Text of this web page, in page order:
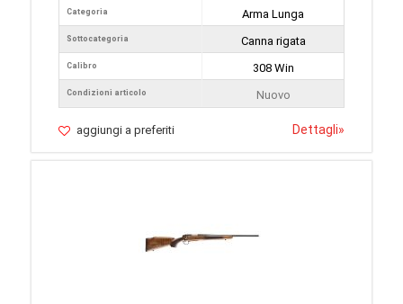
Categoria
Sottocategoria
Calibro
Condizioni articolo
Arma Lunga
Canna rigata
308 Win
Nuovo
aggiungi a preferiti Dettagli»